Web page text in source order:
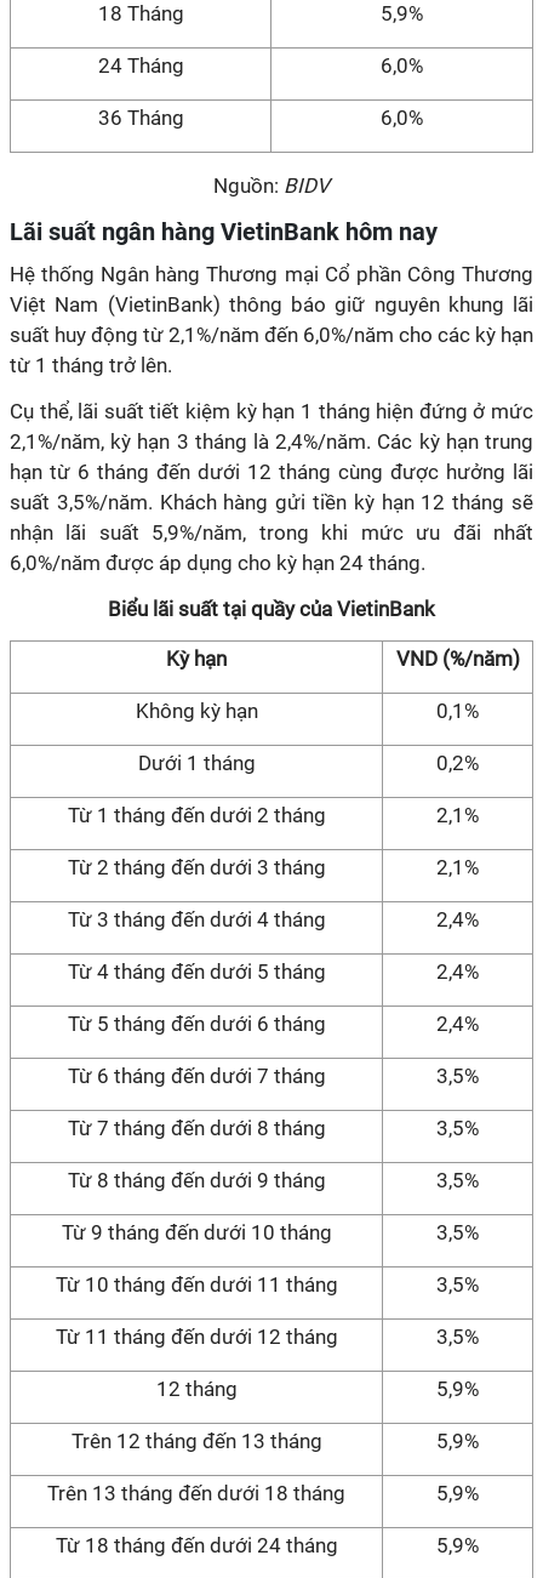
18 Tháng 5,9%
24 Tháng 6,0%
36 Tháng 6,0%
Nguồn: BIDV
Lãi suất ngân hàng VietinBank hôm nay
Hệ thống Ngân hàng Thương mại Cổ phần Công Thương
Việt Nam (VietinBank) thông báo giữ nguyên khung lãi
suất huy động từ 2,1%/năm đến 6,0%/năm cho các kỳ hạn
từ 1 tháng trở lên.
Cụ thể, lãi suất tiết kiệm kỳ hạn 1 tháng hiện đứng ở mức
2,1%/năm, kỳ hạn 3 tháng là 2,4%/năm. Các kỳ hạn trung
hạn từ 6 tháng đến dưới 12 tháng cùng được hưởng lãi
suất 3,5%/năm. Khách hàng gửi tiền kỳ hạn 12 tháng sẽ
nhận lãi suất 5,9%/năm, trong khi mức ưu đãi nhất
6,0%/năm được áp dụng cho kỳ hạn 24 tháng.
Biểu lãi suất tại quầy của VietinBank
Kỳ hạn VND (%/năm)
Không kỳ hạn 0,1%
Dưới 1 tháng 0,2%
Từ 1 tháng đến dưới 2 tháng 2,1%
Từ 2 tháng đến dưới 3 tháng 2,1%
Từ 3 tháng đến dưới 4 tháng 2,4%
Từ 4 tháng đến dưới 5 tháng 2,4%
Từ 5 tháng đến dưới 6 tháng 2,4%
Từ 6 tháng đến dưới 7 tháng 3,5%
Từ 7 tháng đến dưới 8 tháng 3,5%
Từ 8 tháng đến dưới 9 tháng 3,5%
Từ 9 tháng đến dưới 10 tháng 3,5%
Từ 10 tháng đến dưới 11 tháng 3,5%
Từ 11 tháng đến dưới 12 tháng 3,5%
12 tháng 5,9%
Trên 12 tháng đến 13 tháng 5,9%
Trên 13 tháng đến dưới 18 tháng 5,9%
Từ 18 tháng đến dưới 24 tháng 5,9%